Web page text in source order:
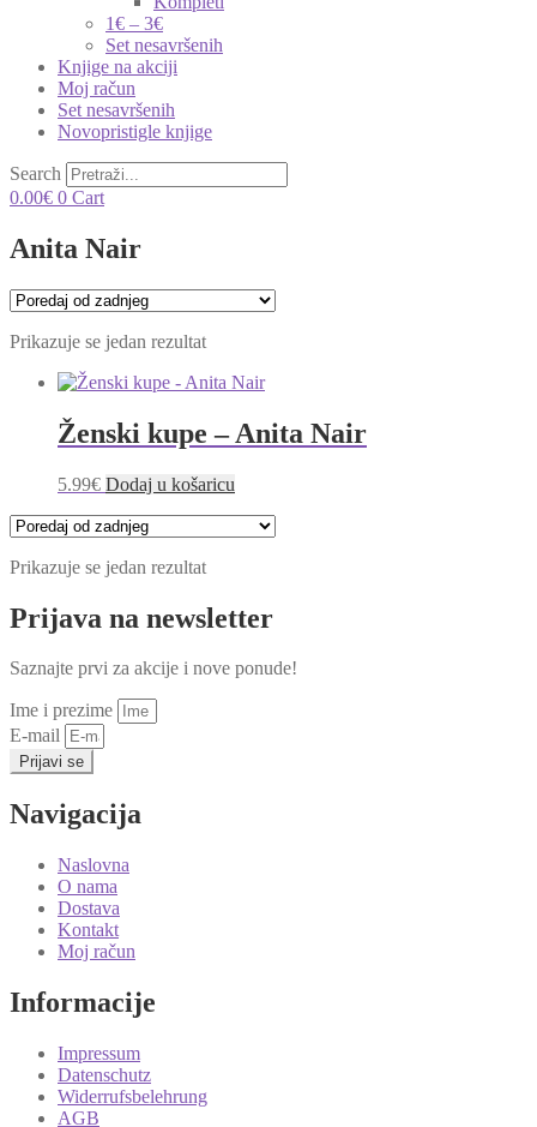
1€ – 3€
Set nesavršenih
Knjige na akciji
Moj račun
Set nesavršenih
Novopristigle knjige
Search
0.00€ 0 Cart
Anita Nair
Prikazuje se jedan rezultat
Ženski kupe – Anita Nair
5.99€ Dodaj u košaricu
Prikazuje se jedan rezultat
Prijava na newsletter
Saznajte prvi za akcije i nove ponude!
Ime i prezime
E-mail
Prijavi se
Navigacija
Naslovna
O nama
Dostava
Kontakt
Moj račun
Informacije
Impressum
Datenschutz
Widerrufsbelehrung
AGB